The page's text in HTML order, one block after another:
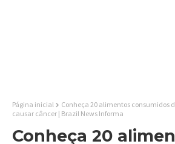
Página inicial
Conheça 20 alimentos consumidos
causar câncer | Brazil News Informa
Conheça 20